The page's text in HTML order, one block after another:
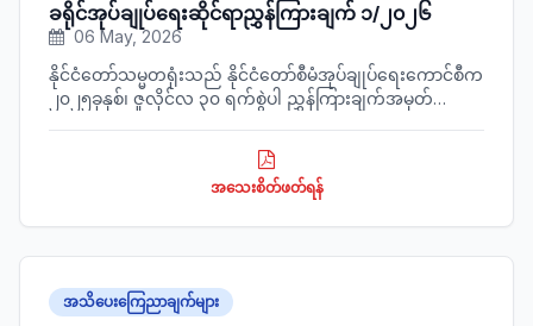
ခရိုင်အုပ်ချုပ်ရေးဆိုင်ရာညွှန်ကြားချက် ၁/၂၀၂၆
06 May, 2026
နိုင်ငံတော်သမ္မတရုံးသည် နိုင်ငံတော်စီမံအုပ်ချုပ်ရေးကောင်စီက
၂၀၂၅ခုနှစ်၊ ဇူလိုင်လ ၃၀ ရက်စွဲပါ ညွှန်ကြားချက်အမှတ်
ညွှန်ကြားချက်ကို ပြင်ဆင်ညွှန်ကြားချက်အား ထုတ်ပြန်လိုက်
အသေးစိတ်ဖတ်ရန်
အသိပေးကြေညာချက်များ